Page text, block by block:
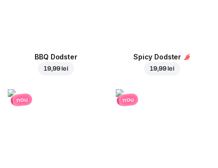
BBQ Dodster
19,99 lei
Spicy Dodster
19,99 lei
nou nou